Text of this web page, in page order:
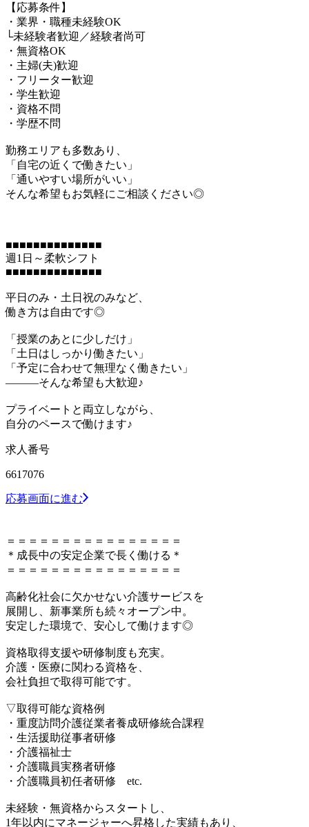
【応募条件】
・業界・職種未経験OK
└未経験者歓迎／経験者尚可
・無資格OK
・主婦(夫)歓迎
・フリーター歓迎
・学生歓迎
・資格不問
・学歴不問
勤務エリアも多数あり、
「自宅の近くで働きたい」
「通いやすい場所がいい」
そんな希望もお気軽にご相談ください◎
■■■■■■■■■■■■■■
週1日～柔軟シフト
■■■■■■■■■■■■■■
平日のみ・土日祝のみなど、
働き方は自由です◎
「授業のあとに少しだけ」
「土日はしっかり働きたい」
「予定に合わせて無理なく働きたい」
―――そんな希望も大歓迎♪
プライベートと両立しながら、
自分のペースで働けます♪
求人番号
6617076
応募画面に進む
＝＝＝＝＝＝＝＝＝＝＝＝＝＝＝＝
＊成長中の安定企業で長く働ける＊
＝＝＝＝＝＝＝＝＝＝＝＝＝＝＝＝
高齢化社会に欠かせない介護サービスを
展開し、新事業所も続々オープン中。
安定した環境で、安心して働けます◎
資格取得支援や研修制度も充実。
介護・医療に関わる資格を、
会社負担で取得可能です。
▽取得可能な資格例
・重度訪問介護従業者養成研修統合課程
・生活援助従事者研修
・介護福祉士
・介護職員実務者研修
・介護職員初任者研修 etc.
未経験・無資格からスタートし、
1年以内にマネージャーへ昇格した実績もあり、